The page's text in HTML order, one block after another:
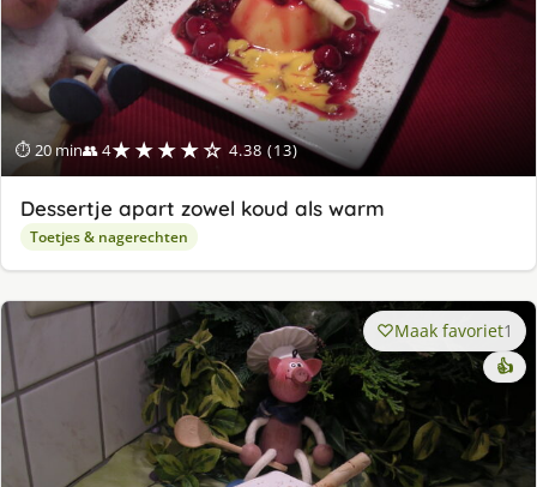
⏱ 20 min👥 4★★★★☆ 4.38 (13)
Dessertje apart zowel koud als warm
Toetjes & nagerechten
Maak favoriet1
👍